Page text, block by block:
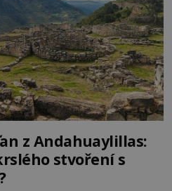
z Andahuaylillas:
stvoření s